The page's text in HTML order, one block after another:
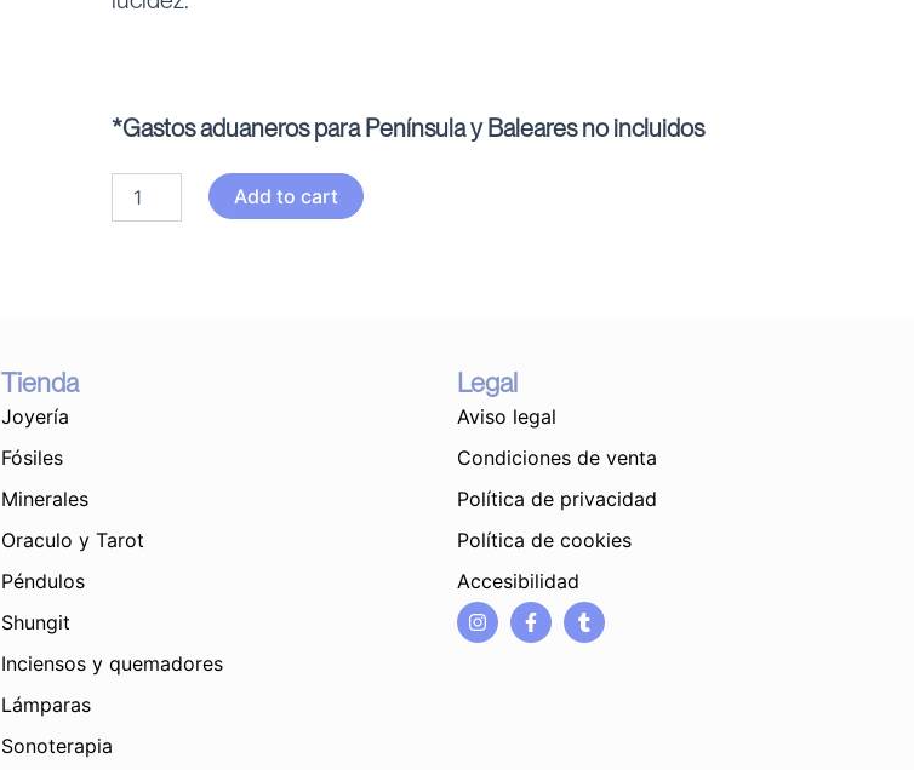
*Gastos aduaneros para Península y Baleares no incluidos
Selenita
Add to cart
Tienda
Joyería
Fósiles
Minerales
Oraculo y Tarot
Péndulos
Shungit
Inciensos y quemadores
Lámparas
Sonoterapia
Legal
Aviso legal
Condiciones de venta
Política de privacidad
Política de cookies
Accesibilidad
I
n
F
a
T
u